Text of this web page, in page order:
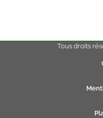
Tous droits